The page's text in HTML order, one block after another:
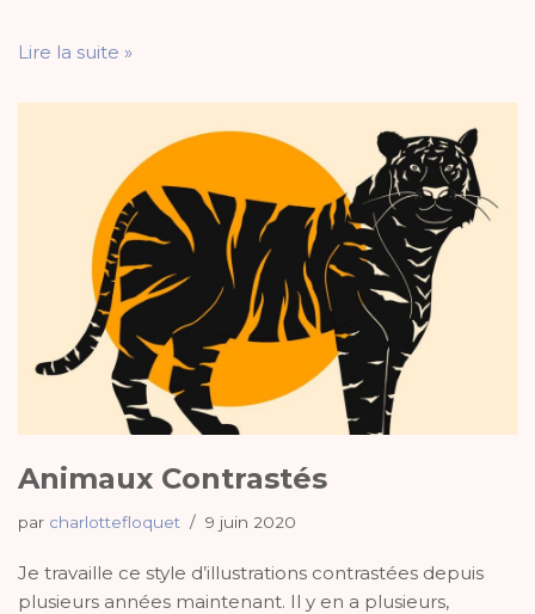
Lire la suite »
Animaux Contrastés
par charlottefloquet 9 juin 2020
Je travaille ce style d’illustrations contrastées depuis
plusieurs années maintenant. Il y en a plusieurs,